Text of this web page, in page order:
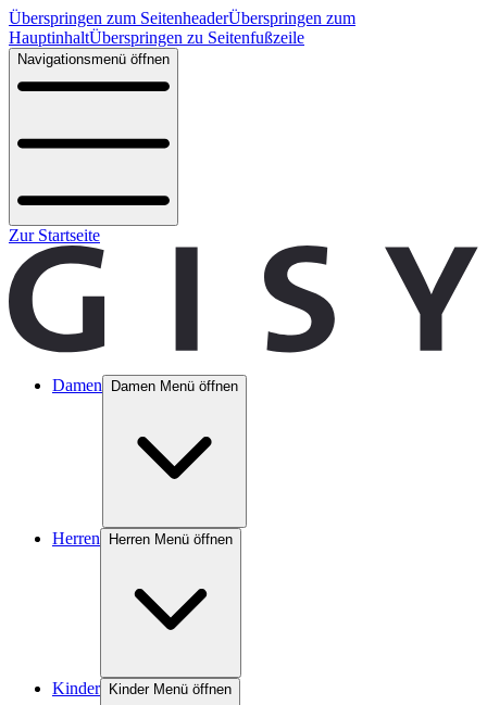
Überspringen zum SeitenheaderÜberspringen zum
HauptinhaltÜberspringen zu Seitenfußzeile
Navigationsmenü öffnen
Zur Startseite
Damen Damen Menü öffnen
Herren Herren Menü öffnen
Kinder Kinder Menü öffnen